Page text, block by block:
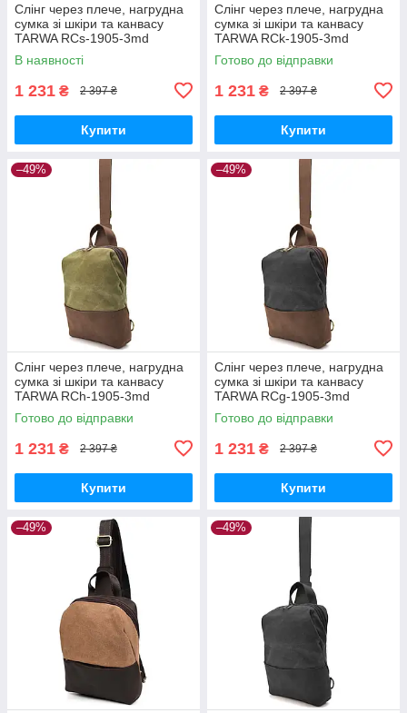
Слінг через плече, нагрудна
сумка зі шкіри та канвасу
TARWA RCs-1905-3md
В наявності
1 231 ₴ 2 397 ₴
Купити
Слінг через плече, нагрудна
сумка зі шкіри та канвасу
TARWA RCk-1905-3md
Готово до відправки
1 231 ₴ 2 397 ₴
Купити
–49%
Слінг через плече, нагрудна
сумка зі шкіри та канвасу
TARWA RCh-1905-3md
Готово до відправки
1 231 ₴ 2 397 ₴
Купити
–49%
Слінг через плече, нагрудна
сумка зі шкіри та канвасу
TARWA RCg-1905-3md
Готово до відправки
1 231 ₴ 2 397 ₴
Купити
–49% –49%